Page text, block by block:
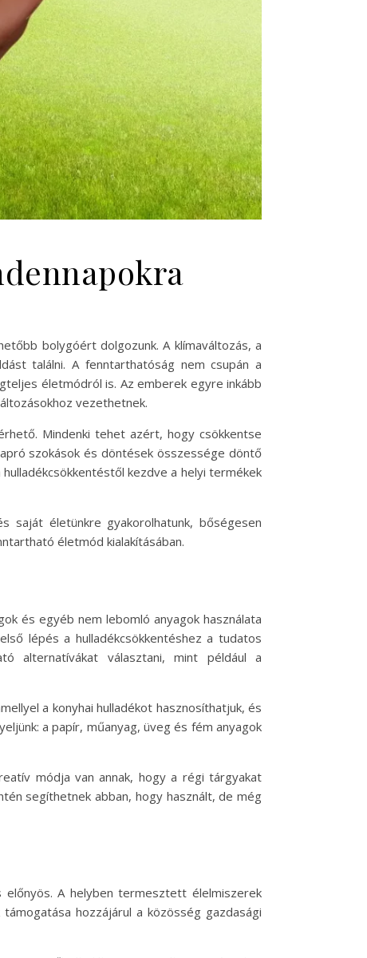
bolygóért dolgozunk. A klímaváltozás, a
találni. A fenntarthatóság nem csupán a
életmódról is. Az emberek egyre inkább
vezethetnek.
Mindenki tehet azért, hogy csökkentse
szokások és döntések összessége döntő
kezdve a helyi termékek
saját életünkre gyakorolhatunk, bőségesen
életmód kialakításában.
és egyéb nem lebomló anyagok használata
lépés a hulladékcsökkentéshez a tudatos
alternatívákat választani, mint például a
a konyhai hulladékot hasznosíthatjuk, és
a papír, műanyag, üveg és fém anyagok
módja van annak, hogy a régi tárgyakat
segíthetnek abban, hogy használt, de még
A helyben termesztett élelmiszerek
hozzájárul a közösség gazdasági